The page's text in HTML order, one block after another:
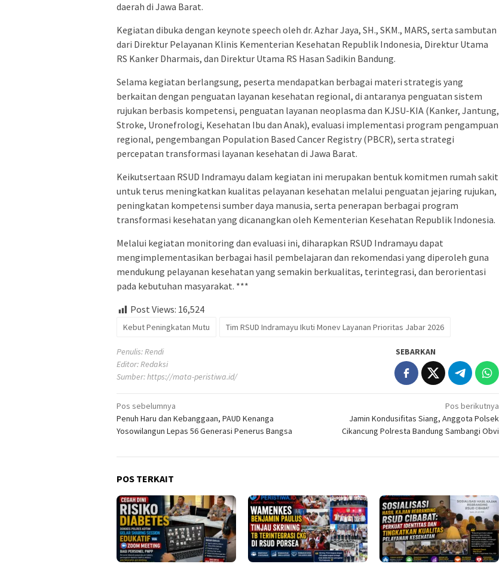
daerah di Jawa Barat.
Kegiatan dibuka dengan keynote speech oleh dr. Azhar Jaya, SH., SKM., MARS, serta sambutan
dari Direktur Pelayanan Klinis Kementerian Kesehatan Republik Indonesia, Direktur Utama
RS Kanker Dharmais, dan Direktur Utama RS Hasan Sadikin Bandung.
Selama kegiatan berlangsung, peserta mendapatkan berbagai materi strategis yang
berkaitan dengan penguatan layanan kesehatan regional, di antaranya penguatan sistem
rujukan berbasis kompetensi, penguatan layanan neoplasma dan KJSU-KIA (Kanker, Jantung,
Stroke, Uronefrologi, Kesehatan Ibu dan Anak), evaluasi implementasi program pengampuan
regional, pengembangan Population Based Cancer Registry (PBCR), serta strategi
percepatan transformasi layanan kesehatan di Jawa Barat.
Keikutsertaan RSUD Indramayu dalam kegiatan ini merupakan bentuk komitmen rumah sakit
untuk terus meningkatkan kualitas pelayanan kesehatan melalui penguatan jejaring rujukan,
peningkatan kompetensi sumber daya manusia, serta penerapan berbagai program
transformasi kesehatan yang dicanangkan oleh Kementerian Kesehatan Republik Indonesia.
Melalui kegiatan monitoring dan evaluasi ini, diharapkan RSUD Indramayu dapat
mengimplementasikan berbagai hasil pembelajaran dan rekomendasi yang diperoleh guna
mendukung pelayanan kesehatan yang semakin berkualitas, terintegrasi, dan berorientasi
pada kebutuhan masyarakat. ***
Post Views: 16,524
Kebut Peningkatan Mutu Tim RSUD Indramayu Ikuti Monev Layanan Prioritas Jabar 2026
Penulis: Rendi
Editor: Redaksi
Sumber:https://mata-peristiwa.id/
SEBARKAN
Navigasi
pos
Pos sebelumnya
Penuh Haru dan Kebanggaan, PAUD Kenanga
Yosowilangun Lepas 56 Generasi Penerus Bangsa
Pos berikutnya
Jamin Kondusifitas Siang, Anggota Polsek
Cikancung Polresta Bandung Sambangi Obvi
POS TERKAIT